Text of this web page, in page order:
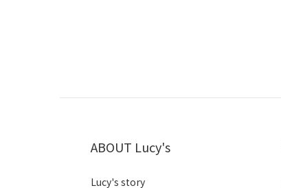
ABOUT Lucy's
Lucy's story